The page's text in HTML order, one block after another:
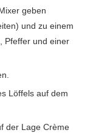
geben
und zu einem
Pfeffer und einer